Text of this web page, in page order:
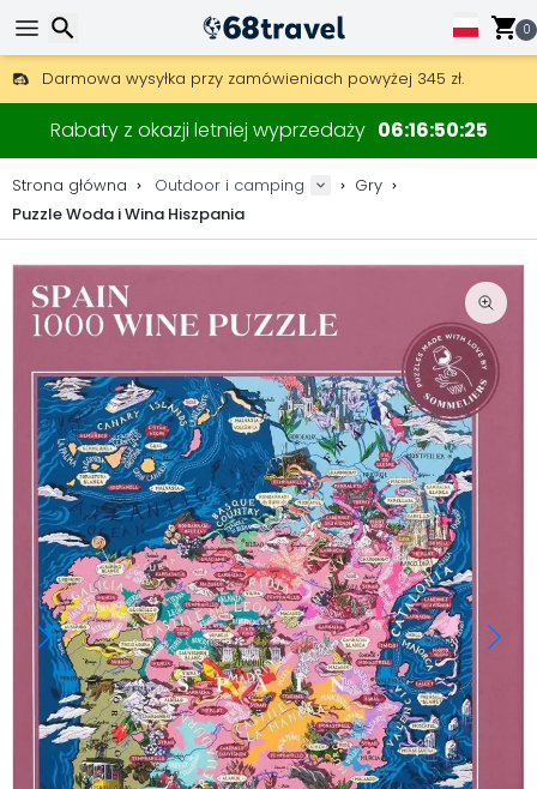
0
Darmowa wysyłka przy zamówieniach powyżej 345 zł.
30 dni na zwrot, 90 dni na drewniane mapy i dekoracje.
Najlepsze ceny na sprzęt outdoorowy i akcesoria.
Rabaty z okazji letniej wyprzedaży 06165024
Strona główna Outdoor i camping
Gry
Puzzle Woda i Wina Hiszpania
Wyszukaj
Wyszukaj